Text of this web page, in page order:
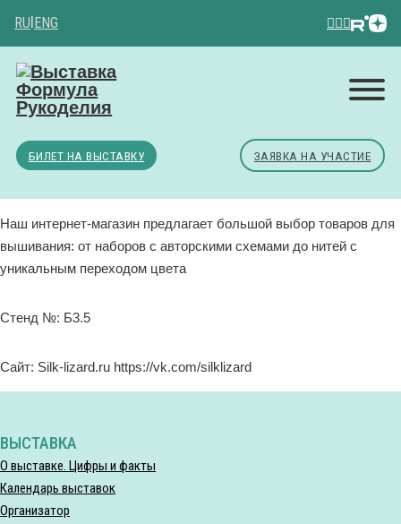
RU ENG
БИЛЕТ НА ВЫСТАВКУ ЗАЯВКА НА УЧАСТИЕ
Наш интернет-магазин предлагает большой выбор товаров для
вышивания: от наборов с авторскими схемами до нитей с
уникальным переходом цвета
Стенд №: Б3.5
Сайт: Silk-lizard.ru https://vk.com/silklizard
ВЫСТАВКА
О выставке. Цифры и факты
Календарь выставок
Организатор